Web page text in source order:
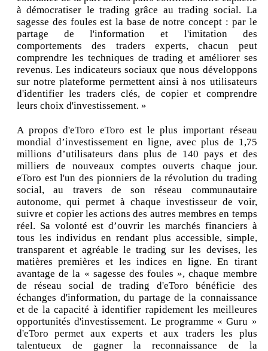
à démocratiser le trading grâce au trading social. La
sagesse des foules est la base de notre concept : par le
partage de l'information et l'imitation des
comportements des traders experts, chacun peut
comprendre les techniques de trading et améliorer ses
revenus. Les indicateurs sociaux que nous développons
sur notre plateforme permettent ainsi à nos utilisateurs
d'identifier les traders clés, de copier et comprendre
leurs choix d'investissement. »
A propos d'eToro eToro est le plus important réseau
mondial d’investissement en ligne, avec plus de 1,75
millions d’utilisateurs dans plus de 140 pays et des
milliers de nouveaux comptes ouverts chaque jour.
eToro est l'un des pionniers de la révolution du trading
social, au travers de son réseau communautaire
autonome, qui permet à chaque investisseur de voir,
suivre et copier les actions des autres membres en temps
réel. Sa volonté est d’ouvrir les marchés financiers à
tous les individus en rendant plus accessible, simple,
transparent et agréable le trading sur les devises, les
matières premières et les indices en ligne. En tirant
avantage de la « sagesse des foules », chaque membre
de réseau social de trading d'eToro bénéficie des
échanges d'information, du partage de la connaissance
et de la capacité à identifier rapidement les meilleures
opportunités d'investissement. Le programme « Guru »
d'eToro permet aux experts et aux traders les plus
talentueux de gagner la reconnaissance de la